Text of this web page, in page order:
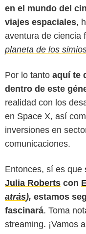
en el mundo del
viajes espaciales,
aventura de ciencia
planeta de los
Por lo tanto aquí te
dentro de este
realidad con los
en Space X, así
inversiones en
comunicaciones.
Entonces, sí es que
Julia Roberts con
atrás), estamos
fascinará. Toma
streaming. ¡Vamos